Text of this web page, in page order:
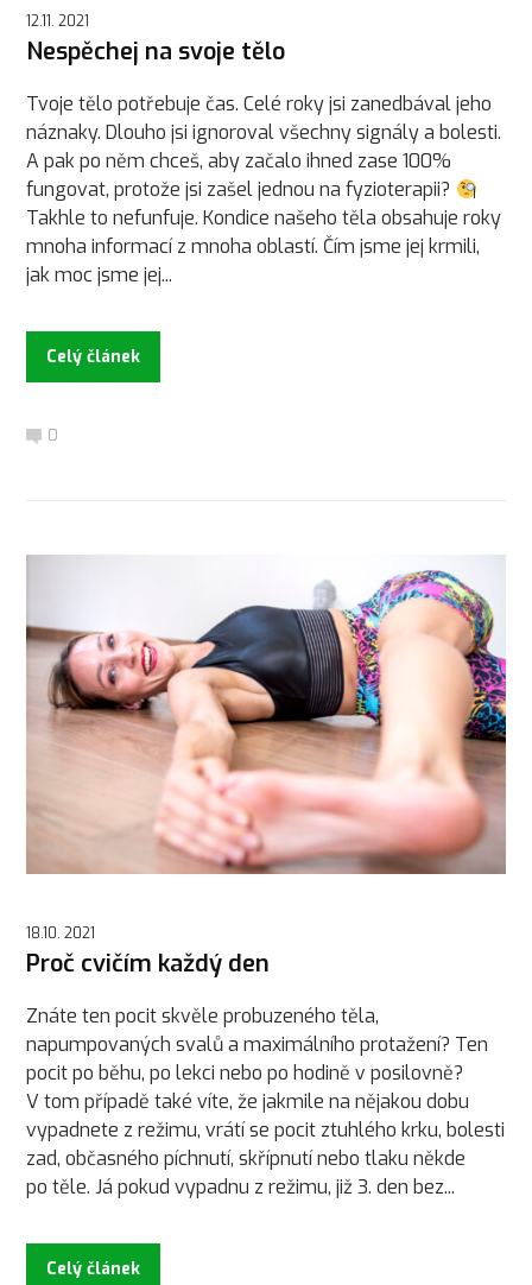
12.11. 2021
Nespěchej na svoje tělo
Tvoje tělo potřebuje čas. Celé roky jsi zanedbával jeho
náznaky. Dlouho jsi ignoroval všechny signály a bolesti.
A pak po něm chceš, aby začalo ihned zase 100%
fungovat, protože jsi zašel jednou na fyzioterapii?
Takhle to nefunfuje. Kondice našeho těla obsahuje roky
mnoha informací z mnoha oblastí. Čím jsme jej krmili,
jak moc jsme jej...
Celý článek
0
18.10. 2021
Proč cvičím každý den
Znáte ten pocit skvěle probuzeného těla,
napumpovaných svalů a maximálního protažení? Ten
pocit po běhu, po lekci nebo po hodině v posilovně?
V tom případě také víte, že jakmile na nějakou dobu
vypadnete z režimu, vrátí se pocit ztuhlého krku, bolesti
zad, občasného píchnutí, skřípnutí nebo tlaku někde
po těle. Já pokud vypadnu z režimu, již 3. den bez...
Celý článek